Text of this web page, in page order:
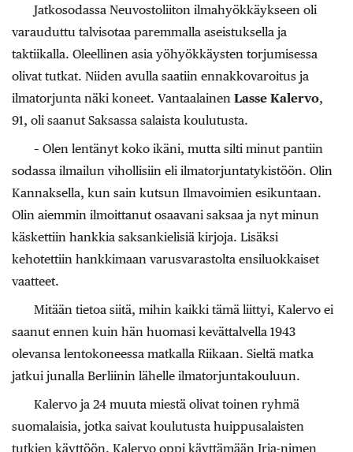
Jatkosodassa Neuvostoliiton ilmahyökkäykseen oli
varauduttu talvisotaa paremmalla aseistuksella ja
taktiikalla. Oleellinen asia yöhyökkäysten torjumisessa
olivat tutkat. Niiden avulla saatiin ennakkovaroitus ja
ilmatorjunta näki koneet. Vantaalainen Lasse Kalervo,
91, oli saanut Saksassa salaista koulutusta.
– Olen lentänyt koko ikäni, mutta silti minut pantiin
sodassa ilmailun vihollisiin eli ilmatorjuntatykistöön. Olin
Kannaksella, kun sain kutsun Ilmavoimien esikuntaan.
Olin aiemmin ilmoittanut osaavani saksaa ja nyt minun
käskettiin hankkia saksankielisiä kirjoja. Lisäksi
kehotettiin hankkimaan varusvarastolta ensiluokkaiset
vaatteet.
Mitään tietoa siitä, mihin kaikki tämä liittyi, Kalervo ei
saanut ennen kuin hän huomasi kevättalvella 1943
olevansa lentokoneessa matkalla Riikaan. Sieltä matka
jatkui junalla Berliinin lähelle ilmatorjuntakouluun.
Kalervo ja 24 muuta miestä olivat toinen ryhmä
suomalaisia, jotka saivat koulutusta huippusalaisten
tutkien käyttöön. Kalervo oppi käyttämään Irja-nimen